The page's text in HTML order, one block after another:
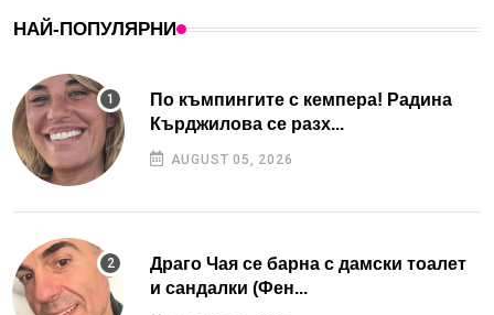
НАЙ-ПОПУЛЯРНИ
По къмпингите с кемпера! Радина
Кърджилова се разх...
AUGUST 05, 2026
Драго Чая се барна с дамски тоалет
и сандалки (Фен...